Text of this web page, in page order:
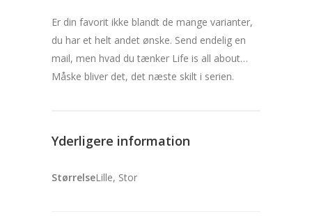
Er din favorit ikke blandt de mange varianter,
du har et helt andet ønske. Send endelig en
mail, men hvad du tænker Life is all about…
Måske bliver det, det næste skilt i serien.
Yderligere information
StørrelseLille, Stor